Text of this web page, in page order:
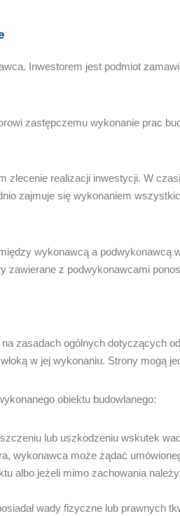
Inwestorem jest podmiot
zastępczemu wykonanie prac
zlecenie realizacji inwestycji. W
zajmuje się wykonaniem
wykonawcą a
zawierane z podwykonawcami
zasadach ogólnych dotyczących
w jej wykonaniu. Strony mogą
obiektu budowlanego:
lub uszkodzeniu wskutek
wykonawca może żądać
albo jeżeli mimo zachowania
wady fizyczne lub prawnych